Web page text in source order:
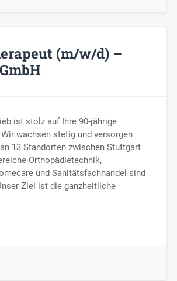
(m/w/d) –
ist stolz auf Ihre 90-jährige
wachsen stetig und versorgen
13 Standorten zwischen Stuttgart
Orthopädietechnik,
und Sanitätsfachhandel sind
Ziel ist die ganzheitliche